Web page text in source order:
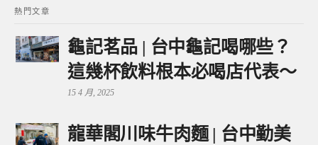
熱門文章
龜記茗品 | 台中龜記喝哪些？
這幾杯飲料根本必喝店代表～
15 4 月, 2025
龍華閣川味牛肉麵 | 台中勤美